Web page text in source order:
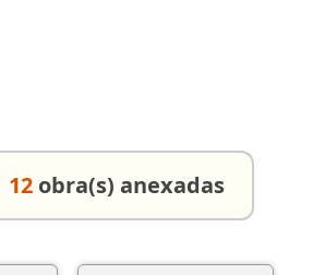
12 obra(s) anexadas